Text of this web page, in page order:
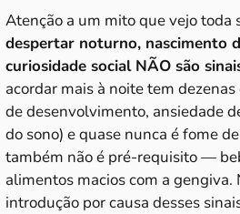
Atenção a um mito que vejo toda
despertar noturno, nascimento
curiosidade social NÃO são
acordar mais à noite tem
de desenvolvimento, ansiedade
do sono) e quase nunca é fome
também não é pré-requisito —
alimentos macios com a gengiva.
introdução por causa desses